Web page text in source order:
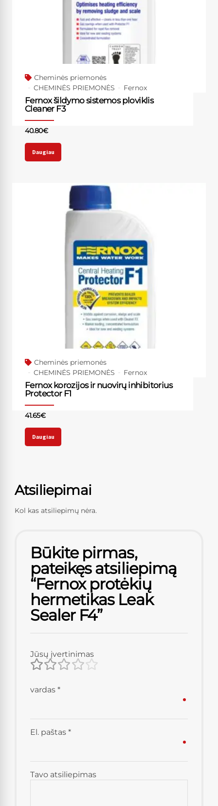
Cheminės priemonės
CHEMINĖS PRIEMONĖS
Fernox
Fernox šildymo sistemos ploviklis
Cleaner F3
40.80€
Daugiau
Cheminės priemonės
CHEMINĖS PRIEMONĖS
Fernox
Fernox korozijos ir nuovirų inhibitorius
Protector F1
41.65€
Daugiau
Atsiliepimai
Kol kas atsiliepimų nėra.
Būkite pirmas,
pateikęs atsiliepimą
“Fernox protėkių
hermetikas Leak
Sealer F4”
Jūsų įvertinimas
Tavo atsiliepimas
vardas *
El. paštas *